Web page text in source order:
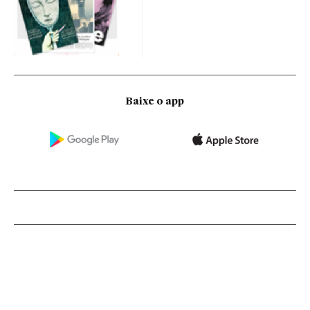
Baixe o app